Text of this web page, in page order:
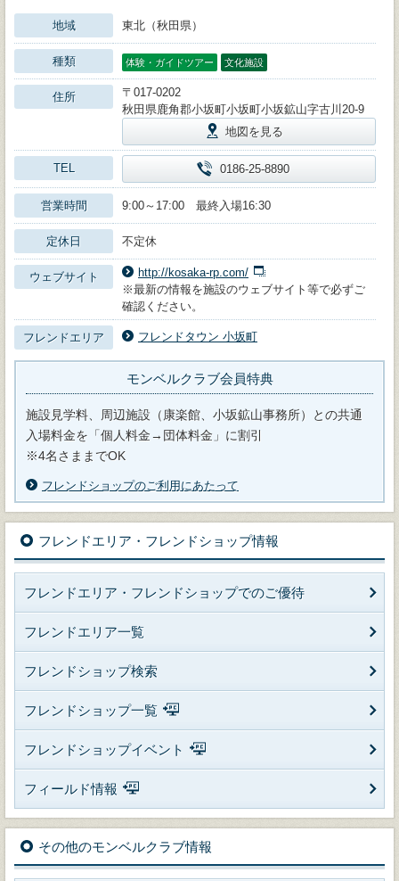
地域 東北（秋田県）
種類 体験・ガイドツアー 文化施設
住所
〒017-0202
秋田県鹿角郡小坂町小坂町小坂鉱山字古川20-9
地図を見る
TEL 0186-25-8890
営業時間 9:00～17:00 最終入場16:30
定休日 不定休
ウェブサイト
http://kosaka-rp.com/
※最新の情報を施設のウェブサイト等で必ずご
確認ください。
フレンドエリア フレンドタウン 小坂町
モンベルクラブ会員特典
施設見学料、周辺施設（康楽館、小坂鉱山事務所）との共通
入場料金を「個人料金→団体料金」に割引
※4名さままでOK
フレンドショップのご利用にあたって
フレンドエリア・フレンドショップ情報
フレンドエリア・フレンドショップでのご優待
フレンドエリア一覧
フレンドショップ検索
フレンドショップ一覧
フレンドショップイベント
フィールド情報
その他のモンベルクラブ情報